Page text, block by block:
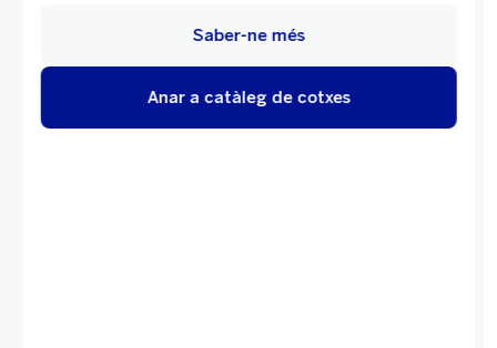
Anar a catàleg de cotxes
Saber-ne més